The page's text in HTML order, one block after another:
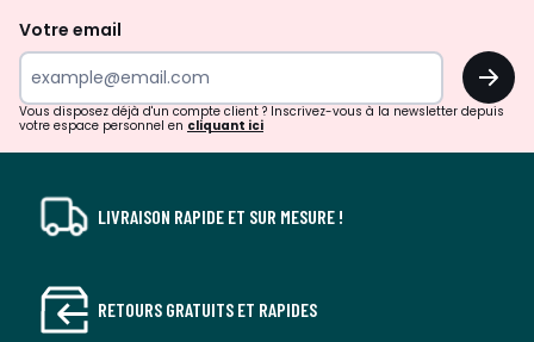
surprises?
Votre email
OK
Vous disposez déjà d'un compte client ? Inscrivez-vous à la newsletter depuis
votre espace personnel en cliquant ici
LIVRAISON RAPIDE ET SUR MESURE !
RETOURS GRATUITS ET RAPIDES